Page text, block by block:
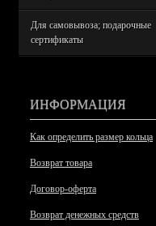
Для самовывоза; подарочные
сертификаты
ИНФОРМАЦИЯ
Как определить размер кольца
Возврат товара
Договор-оферта
Возврат денежных средств